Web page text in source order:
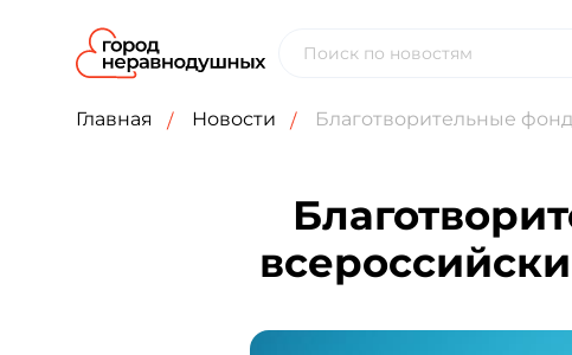
Главная Новости Благотворительные